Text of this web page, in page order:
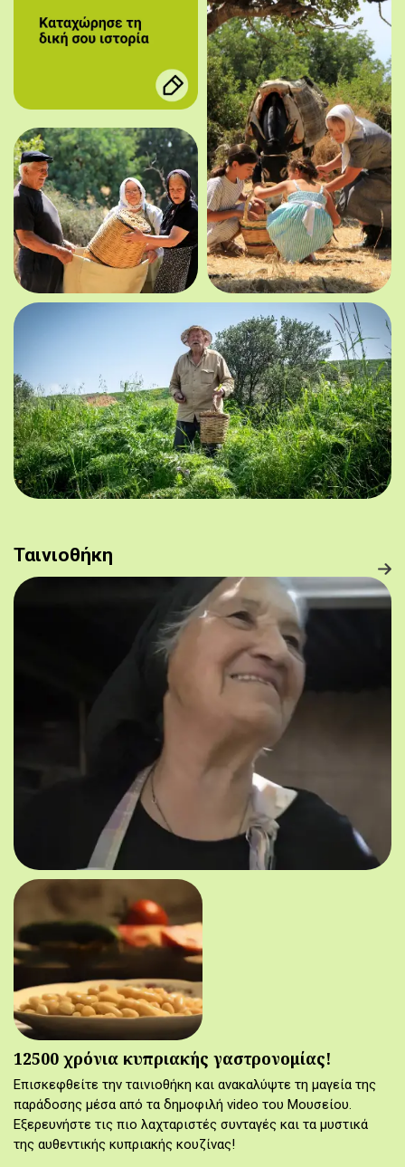
Ταινιοθήκη
12500 χρόνια κυπριακής γαστρονομίας!
Επισκεφθείτε την ταινιοθήκη και ανακαλύψτε τη μαγεία της
παράδοσης μέσα από τα δημοφιλή video του Μουσείου.
Εξερευνήστε τις πιο λαχταριστές συνταγές και τα μυστικά
της αυθεντικής κυπριακής κουζίνας!